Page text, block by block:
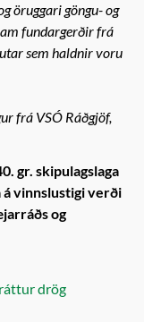
öruggari göngu- og
fundargerðir frá
sem haldnir voru
frá VSÓ Ráðgjöf,
gr. skipulagslaga
á vinnslustigi verði
og
drög